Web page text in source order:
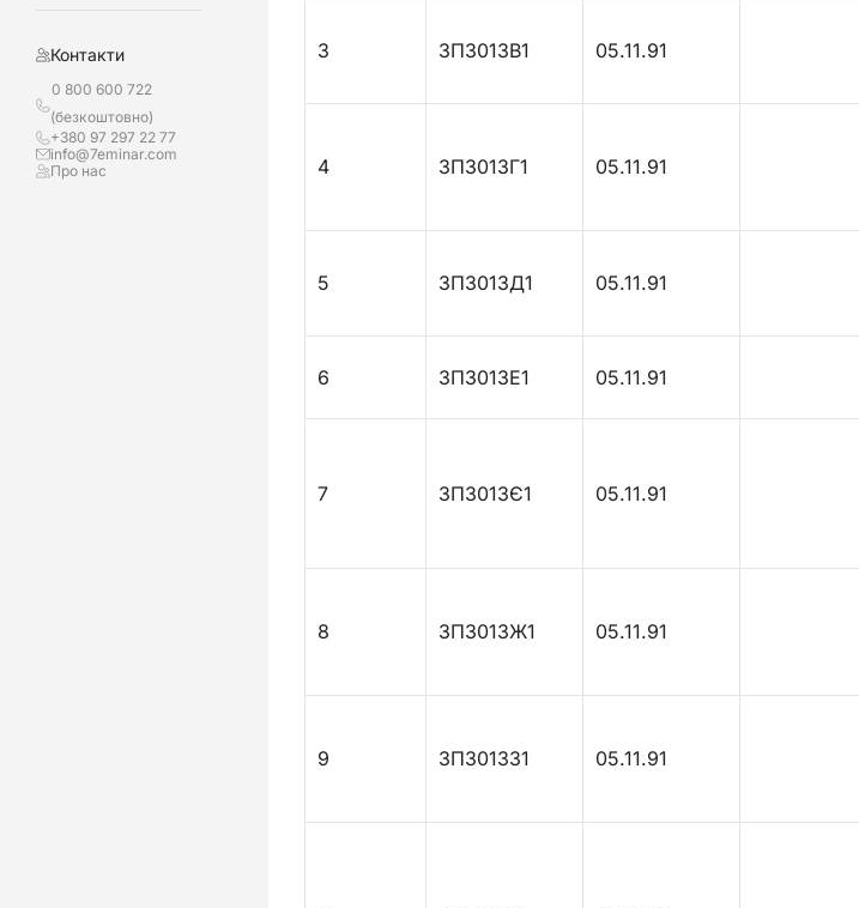
Контакти
0 800 600 722
(безкоштовно)
+380 97 297 22 77
info@7eminar.com
Про нас
3 ЗПЗ013В1 05.11.91
4 ЗПЗ013Г1 05.11.91
5 ЗПЗ013Д1 05.11.91
6 ЗПЗ013Е1 05.11.91
7 ЗПЗ013Є1 05.11.91
8 ЗПЗ013Ж1 05.11.91
9 ЗПЗ013З1 05.11.91